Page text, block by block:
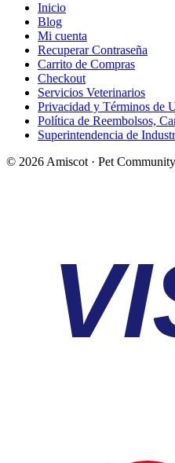
Inicio
Blog
Mi cuenta
Recuperar Contraseña
Carrito de Compras
Checkout
Servicios Veterinarios
Privacidad y Términos de
Política de Reembolsos,
Superintendencia de
© 2026 Amiscot · Pet